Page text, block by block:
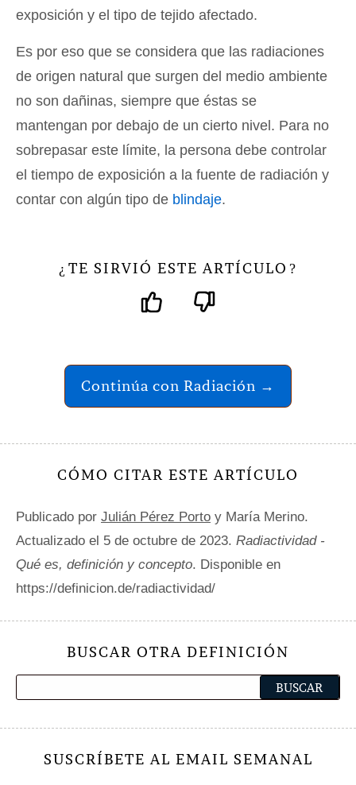
exposición y el tipo de tejido afectado.
Es por eso que se considera que las radiaciones
de origen natural que surgen del medio ambiente
no son dañinas, siempre que éstas se
mantengan por debajo de un cierto nivel. Para no
sobrepasar este límite, la persona debe controlar
el tiempo de exposición a la fuente de radiación y
contar con algún tipo de blindaje.
¿ TE SIRVIÓ ESTE ARTÍCULO ?
Continúa con Radiación →
CÓMO CITAR ESTE ARTÍCULO
Publicado por Julián Pérez Porto y María Merino.
Actualizado el 5 de octubre de 2023. Radiactividad -
Qué es, definición y concepto. Disponible en
https://definicion.de/radiactividad/
BUSCAR OTRA DEFINICIÓN
SUSCRÍBETE AL EMAIL SEMANAL